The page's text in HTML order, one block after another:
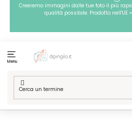
Passa
contenuto
Creeremo immagini dalle tue foto il più
qualità possibile. Prodotto nell'UE
Menu
Casa
Marchi / MLJS